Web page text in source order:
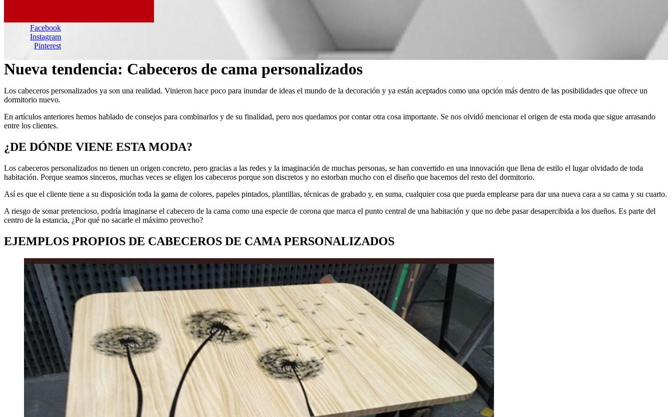
Facebook
Instagram
Pinterest
Nueva tendencia: Cabeceros de cama personalizados
Los cabeceros personalizados ya son una realidad. Vinieron hace poco para inundar de ideas el mundo de la decoración y ya están aceptados como una opción más dentro de las posibilidades que ofrece un
dormitorio nuevo.
En artículos anteriores hemos hablado de consejos para combinarlos y de su finalidad, pero nos quedamos por contar otra cosa importante. Se nos olvidó mencionar el origen de esta moda que sigue arrasando
entre los clientes.
¿DE DÓNDE VIENE ESTA MODA?
Los cabeceros personalizados no tienen un origen concreto, pero gracias a las redes y la imaginación de muchas personas, se han convertido en una innovación que llena de estilo el lugar olvidado de toda
habitación. Porque seamos sinceros, muchas veces se eligen los cabeceros porque son discretos y no estorban mucho con el diseño que hacemos del resto del dormitorio.
Así es que el cliente tiene a su disposición toda la gama de colores, papeles pintados, plantillas, técnicas de grabado y, en suma, cualquier cosa que pueda emplearse para dar una nueva cara a su cama y su cuarto.
A riesgo de sonar pretencioso, podría imaginarse el cabecero de la cama como una especie de corona que marca el punto central de una habitación y que no debe pasar desapercibida a los dueños. Es parte del
centro de la estancia, ¿Por qué no sacarle el máximo provecho?
EJEMPLOS PROPIOS DE CABECEROS DE CAMA PERSONALIZADOS